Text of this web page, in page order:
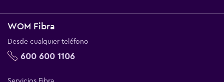
WOM Fibra
Desde cualquier teléfono
600 600 1106